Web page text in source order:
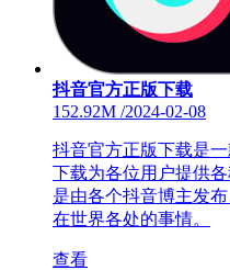
抖音官方正版下载
152.92M /2024-02-08
抖音官方正版下载是
下载为各位用户提供
是由各个抖音博主发
在世界各处的事情。
查看